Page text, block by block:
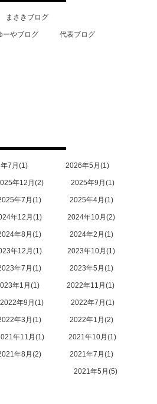
まさきブログ
ーやブログ 代表ブログ
7月 1 2026年5月 1
年12月 2 2025年9月 1
年7月 1 2025年4月 1
年12月 1 2024年10月 2
年8月 1 2024年2月 1
年12月 1 2023年10月 1
年7月 1 2023年5月 1
年1月 1 2022年11月 1
2022年9月 1 2022年7月 1
年3月 1 2022年1月 2
年11月 1 2021年10月 1
年8月 2 2021年7月 1
2021年5月 5